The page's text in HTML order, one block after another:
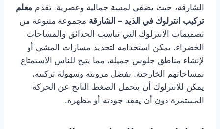
الشارقة، حيث يضفي لمسة جمالية وعصرية. تقدم معلم
تركيب انترلوك في الذيد – الشارقة مجموعة متنوعة من
تصميمات الانترلوك التي تناسب الحدائق والمساحات
الخضراء. يمكن استخدامه لتحديد مسارات المشي أو
لإنشاء مناطق جلوس جميلة، مما يتيح للناس الاستمتاع
بمساحاتهم الخارجية. بفضل مرونته وسهولة تركيبه،
يمكن للانترلوك أن يتحمل الضغط الناتج عن الحركة
المستمرة دون أن يفقد جودته أو مظهره.